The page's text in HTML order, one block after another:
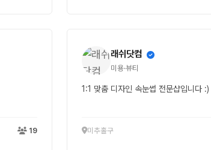
19
래쉬닷컴
미용·뷰티
1:1 맞춤 디자인 속눈썹 전문샵입니다 :)
미추홀구